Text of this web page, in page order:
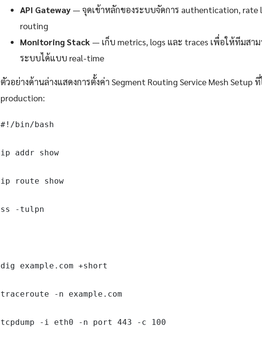
API Gateway — จุดเข้าหลักของระบบจัดการ authentication, rate
routing
Monitoring Stack — เก็บ metrics, logs และ traces เพื่อให้ทีมสา
ระบบได้แบบ real-time
ตัวอย่างด้านล่างแสดงการตั้งค่า Segment Routing Service Mesh Setup
production:
#!/bin/bash
ip addr show
ip route show
ss -tulpn
dig example.com +short
traceroute -n example.com
tcpdump -i eth0 -n port 443 -c 100